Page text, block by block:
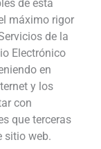
de esta
máximo rigor
de la
Electrónico
en
y los
con
que terceras
sitio web.